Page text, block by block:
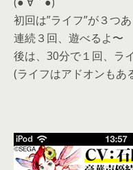
初回は”ライフ”が３つあ
連続３回、遊べるよ〜
後は、30分で１回、ラ
(ライフはアドオンもあ